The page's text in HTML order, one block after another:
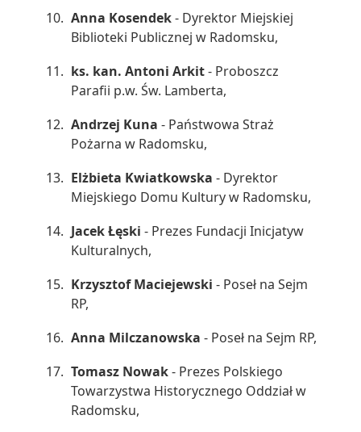
Anna Kosendek- Dyrektor Miejskiej
Biblioteki Publicznej w Radomsku,
ks. kan. Antoni Arkit- Proboszcz
Parafii p.w. Św. Lamberta,
Andrzej Kuna - Państwowa Straż
Pożarna w Radomsku,
Elżbieta Kwiatkowska - Dyrektor
Miejskiego Domu Kultury w Radomsku,
Jacek Łęski - Prezes Fundacji Inicjatyw
Kulturalnych,
Krzysztof Maciejewski - Poseł na Sejm
RP,
Anna Milczanowska - Poseł na Sejm RP,
Tomasz Nowak- Prezes Polskiego
Towarzystwa Historycznego Oddział w
Radomsku,